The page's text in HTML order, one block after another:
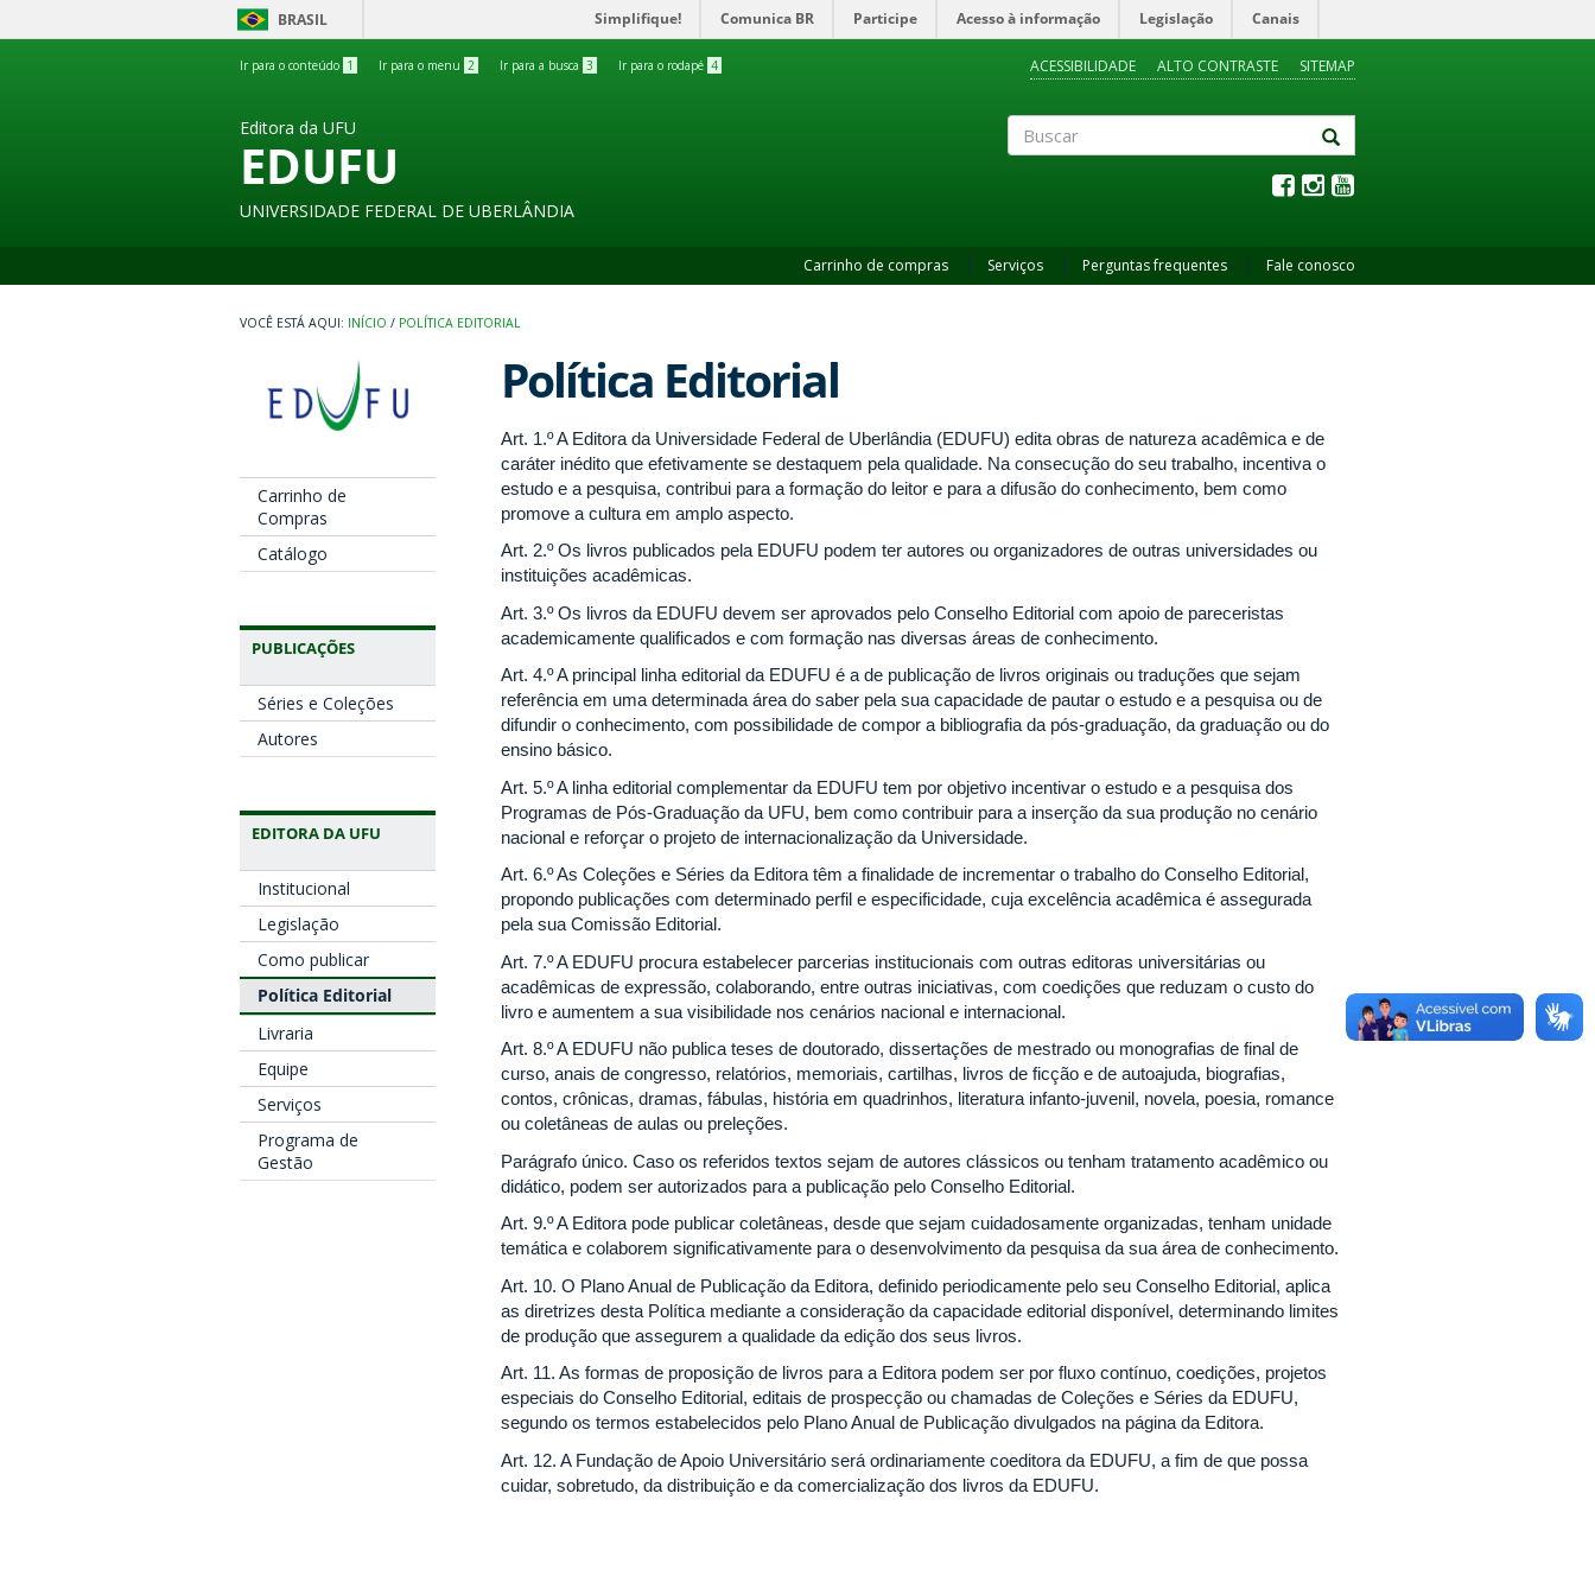
BRASIL Simplifique! Comunica BR Participe Acesso à informação Legislação Canais
Ir para o conteúdo 1 Ir para o menu 2 Ir para a busca 3 Ir para o rodapé 4 ACESSIBILIDADE ALTO CONTRASTE SITEMAP
Editora da UFU
EDUFU
UNIVERSIDADE FEDERAL DE UBERLÂNDIA
Carrinho de compras Serviços Perguntas frequentes Fale conosco
INÍCIO / POLÍTICA EDITORIAL
Carrinho de
Compras
Catálogo
PUBLICAÇÕES
Séries e Coleções
Autores
EDITORA DA UFU
Institucional
Legislação
Como publicar
Política Editorial
Livraria
Equipe
Serviços
Programa de
Gestão
Política Editorial
Art. 1.º A Editora da Universidade Federal de Uberlândia (EDUFU) edita obras de natureza acadêmica e de
caráter inédito que efetivamente se destaquem pela qualidade. Na consecução do seu trabalho, incentiva o
estudo e a pesquisa, contribui para a formação do leitor e para a difusão do conhecimento, bem como
promove a cultura em amplo aspecto.
Art. 2.º Os livros publicados pela EDUFU podem ter autores ou organizadores de outras universidades ou
instituições acadêmicas.
Art. 3.º Os livros da EDUFU devem ser aprovados pelo Conselho Editorial com apoio de pareceristas
academicamente qualificados e com formação nas diversas áreas de conhecimento.
Art. 4.º A principal linha editorial da EDUFU é a de publicação de livros originais ou traduções que sejam
referência em uma determinada área do saber pela sua capacidade de pautar o estudo e a pesquisa ou de
difundir o conhecimento, com possibilidade de compor a bibliografia da pós-graduação, da graduação ou do
ensino básico.
Art. 5.º A linha editorial complementar da EDUFU tem por objetivo incentivar o estudo e a pesquisa dos
Programas de Pós-Graduação da UFU, bem como contribuir para a inserção da sua produção no cenário
nacional e reforçar o projeto de internacionalização da Universidade.
Art. 6.º As Coleções e Séries da Editora têm a finalidade de incrementar o trabalho do Conselho Editorial,
propondo publicações com determinado perfil e especificidade, cuja excelência acadêmica é assegurada
pela sua Comissão Editorial.
Art. 7.º A EDUFU procura estabelecer parcerias institucionais com outras editoras universitárias ou
acadêmicas de expressão, colaborando, entre outras iniciativas, com coedições que reduzam o custo do
livro e aumentem a sua visibilidade nos cenários nacional e internacional.
Art. 8.º A EDUFU não publica teses de doutorado, dissertações de mestrado ou monografias de final de
curso, anais de congresso, relatórios, memoriais, cartilhas, livros de ficção e de autoajuda, biografias,
contos, crônicas, dramas, fábulas, história em quadrinhos, literatura infanto-juvenil, novela, poesia, romance
ou coletâneas de aulas ou preleções.
Parágrafo único. Caso os referidos textos sejam de autores clássicos ou tenham tratamento acadêmico ou
didático, podem ser autorizados para a publicação pelo Conselho Editorial.
Art. 9.º A Editora pode publicar coletâneas, desde que sejam cuidadosamente organizadas, tenham unidade
temática e colaborem significativamente para o desenvolvimento da pesquisa da sua área de conhecimento.
Art. 10. O Plano Anual de Publicação da Editora, definido periodicamente pelo seu Conselho Editorial, aplica
as diretrizes desta Política mediante a consideração da capacidade editorial disponível, determinando limites
de produção que assegurem a qualidade da edição dos seus livros.
Art. 11. As formas de proposição de livros para a Editora podem ser por fluxo contínuo, coedições, projetos
especiais do Conselho Editorial, editais de prospecção ou chamadas de Coleções e Séries da EDUFU,
segundo os termos estabelecidos pelo Plano Anual de Publicação divulgados na página da Editora.
Art. 12. A Fundação de Apoio Universitário será ordinariamente coeditora da EDUFU, a fim de que possa
cuidar, sobretudo, da distribuição e da comercialização dos livros da EDUFU.